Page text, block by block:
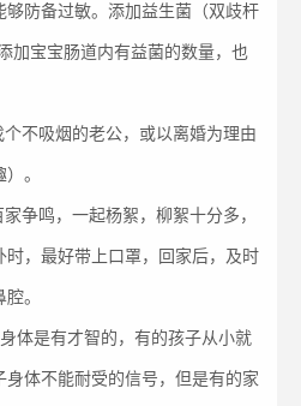
防备过敏。添加益生菌（双歧杆
加宝宝肠道内有益菌的数量，也
不吸烟的老公，或以离婚为理由
。
争鸣，一起杨絮，柳絮十分多，
，最好带上口罩，回家后，及时
。
体是有才智的，有的孩子从小就
体不能耐受的信号，但是有的家